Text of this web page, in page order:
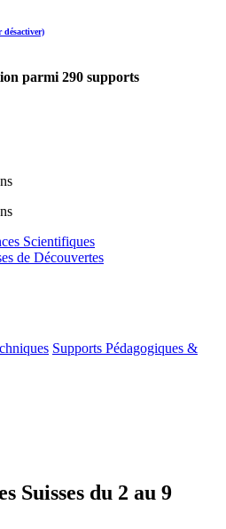
désactiver)
parmi 290 supports
Scientifiques
de Découvertes
Supports Pédagogiques &
Suisses du 2 au 9